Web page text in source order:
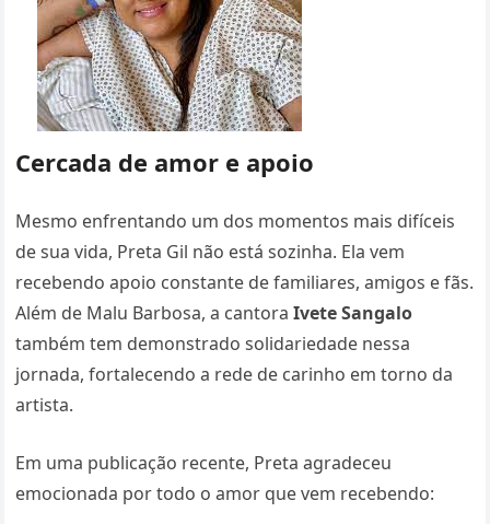
Cercada de amor e apoio
Mesmo enfrentando um dos momentos mais difíceis
de sua vida, Preta Gil não está sozinha. Ela vem
recebendo apoio constante de familiares, amigos e fãs.
Além de Malu Barbosa, a cantoraIvete Sangalo
também tem demonstrado solidariedade nessa
jornada, fortalecendo a rede de carinho em torno da
artista.
Em uma publicação recente, Preta agradeceu
emocionada por todo o amor que vem recebendo: